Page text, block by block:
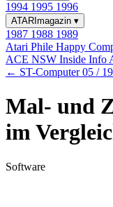
1994 1995 1996
ATARImagazin ▾
1987 1988 1989
Atari Phile Happy
ACE NSW Inside Info
← ST-Computer 05 /
Mal- und
im
Software